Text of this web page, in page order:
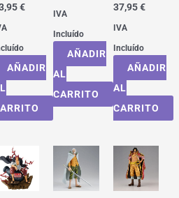
€
AÑADIR
IVA
Incluído
AÑADIR
AL
CARRITO
37,95€
IVA
Incluído
AÑADIR
AL
CARRITO